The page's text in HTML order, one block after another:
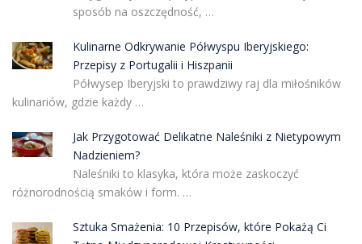
sposób na oszczędność, …
Kulinarne Odkrywanie Półwyspu Iberyjskiego:
Przepisy z Portugalii i Hiszpanii
Półwysep Iberyjski to prawdziwy raj dla miłośników
kulinariów, gdzie każdy …
Jak Przygotować Delikatne Naleśniki z Nietypowym
Nadzieniem?
Naleśniki to klasyka, która może zaskoczyć
różnorodnością smaków i form. …
Sztuka Smażenia: 10 Przepisów, które Pokażą Ci